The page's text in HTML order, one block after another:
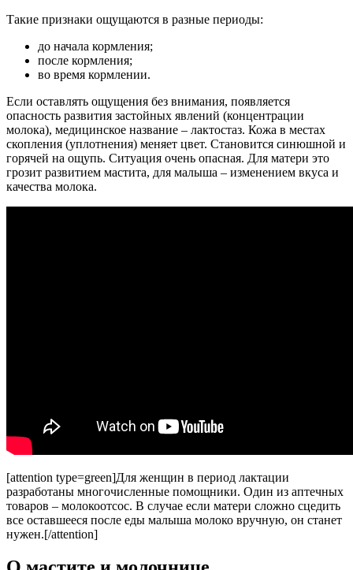
Такие признаки ощущаются в разные периоды:
до начала кормления;
после кормления;
во время кормлении.
Если оставлять ощущения без внимания, появляется
опасность развития застойных явлений (концентрации
молока), медицинское название – лактостаз. Кожа в местах
скопления (уплотнения) меняет цвет. Становится синюшной и
горячей на ощупь. Ситуация очень опасная. Для матери это
грозит развитием мастита, для малыша – изменением вкуса и
качества молока.
[attention type=green]Для женщин в период лактации
разработаны многочисленные помощники. Один из аптечных
товаров – молокоотсос. В случае если матери сложно сцедить
все оставшееся после еды малыша молоко вручную, он станет
нужен.[/attention]